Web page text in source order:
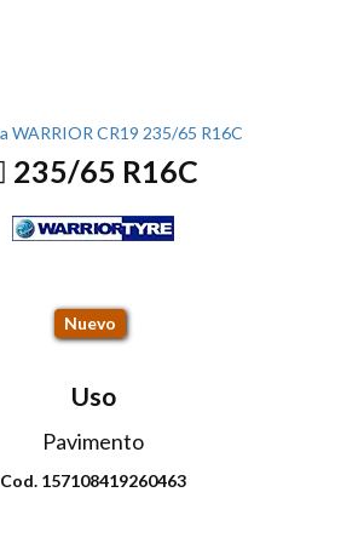
235/65 R16C
Nuevo
Uso
Pavimento
Cod. 157108419260463